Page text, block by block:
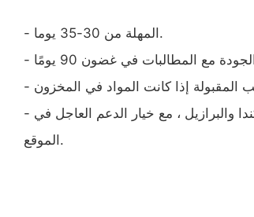
- المهلة من 30-35 يوما.
- الدعم الفني المقدم من خلال مكاتب في كندا والبرازيل ، مع خيار الدعم العاجل في
الموقع.